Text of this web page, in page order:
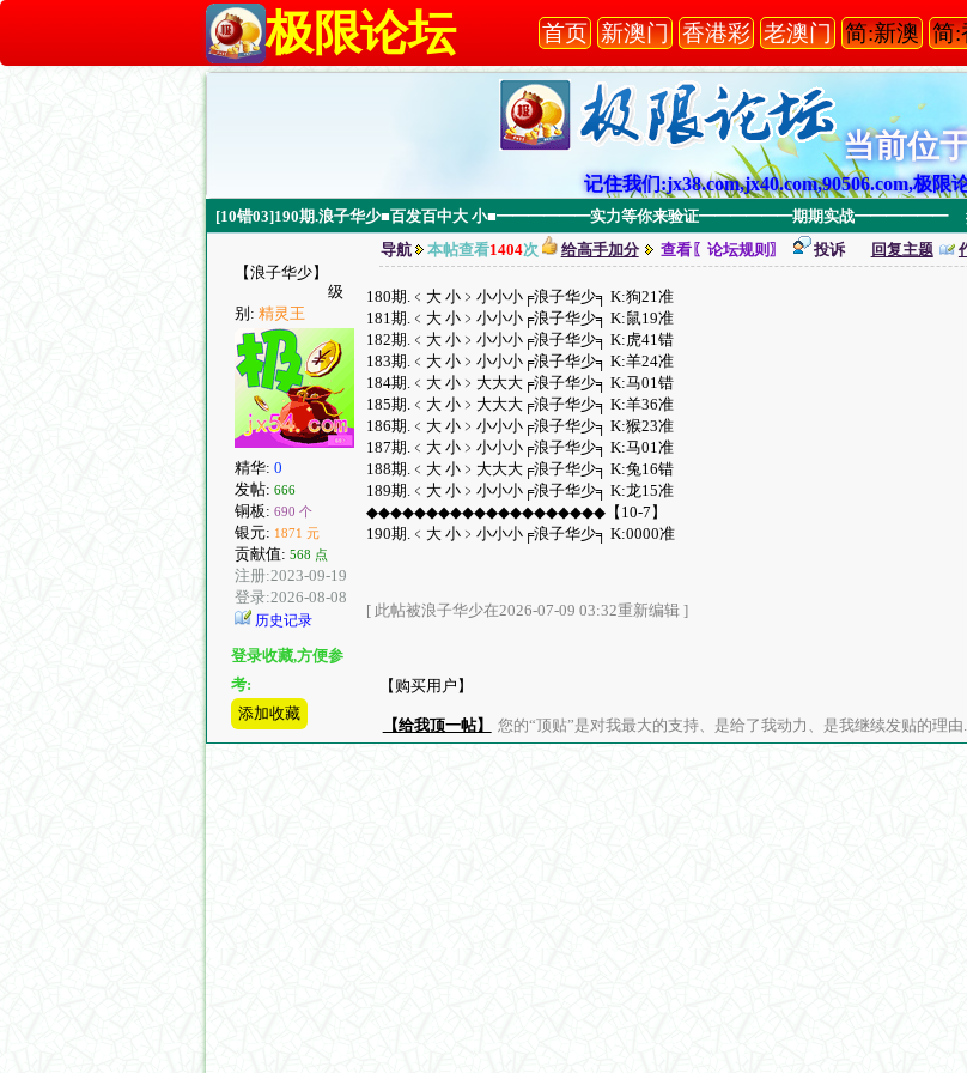
极限论坛 首页 新澳门 香港彩 老澳门 简:新澳 简:
当前位
记住我们:jx38.com,jx40.com,90506.com,极限
[10错03]190期.浪子华少■百发百中大 小■━━━━━━实力等你来验证━━━━━━期期实战━━━━━━
【浪子华少】
级
别: 精灵王
精华: 0
发帖: 666
铜板: 690 个
银元: 1871 元
贡献值: 568 点
注册:2023-09-19
登录:2026-08-08
历史记录
登录收藏,方便参
考:
添加收藏
导航 本帖查看1404次 给高手加分 查看〖论坛规则〗 投诉 回复主题
180期.﹤大 小﹥小小小╒浪子华少╕ K:狗21准
181期.﹤大 小﹥小小小╒浪子华少╕ K:鼠19准
182期.﹤大 小﹥小小小╒浪子华少╕ K:虎41错
183期.﹤大 小﹥小小小╒浪子华少╕ K:羊24准
184期.﹤大 小﹥大大大╒浪子华少╕ K:马01错
185期.﹤大 小﹥大大大╒浪子华少╕ K:羊36准
186期.﹤大 小﹥小小小╒浪子华少╕ K:猴23准
187期.﹤大 小﹥小小小╒浪子华少╕ K:马01准
188期.﹤大 小﹥大大大╒浪子华少╕ K:兔16错
189期.﹤大 小﹥小小小╒浪子华少╕ K:龙15准
◆◆◆◆◆◆◆◆◆◆◆◆◆◆◆◆◆◆◆◆【10-7】
190期.﹤大 小﹥小小小╒浪子华少╕ K:0000准
[ 此帖被浪子华少在2026-07-09 03:32重新编辑 ]
【购买用户】
【给我顶一帖】 您的“顶贴”是对我最大的支持、是给了我动力、是我继续发贴的理由